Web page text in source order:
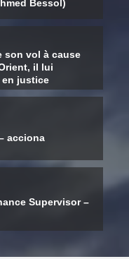
à cause du
réclame
Bessol)
son vol à cause
il lui
en justice
acciona
Supervisor –